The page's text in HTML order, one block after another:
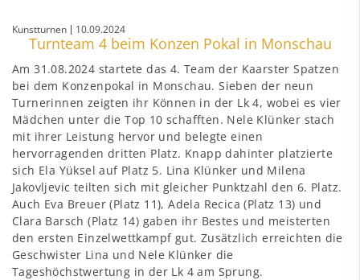
Kunstturnen 10.09.2024
Turnteam 4 beim Konzen Pokal in Monschau
Am 31.08.2024 startete das 4. Team der Kaarster Spatzen
bei dem Konzenpokal in Monschau. Sieben der neun
Turnerinnen zeigten ihr Können in der Lk 4, wobei es vier
Mädchen unter die Top 10 schafften. Nele Klünker stach
mit ihrer Leistung hervor und belegte einen
hervorragenden dritten Platz. Knapp dahinter platzierte
sich Ela Yüksel auf Platz 5. Lina Klünker und Milena
Jakovljevic teilten sich mit gleicher Punktzahl den 6. Platz.
Auch Eva Breuer (Platz 11), Adela Recica (Platz 13) und
Clara Barsch (Platz 14) gaben ihr Bestes und meisterten
den ersten Einzelwettkampf gut. Zusätzlich erreichten die
Geschwister Lina und Nele Klünker die
Tageshöchstwertung in der Lk 4 am Sprung.